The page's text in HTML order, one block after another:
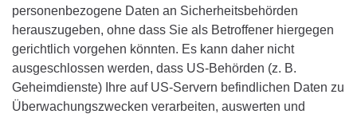
personenbezogene Daten an Sicherheitsbehörden
herauszugeben, ohne dass Sie als Betroffener hiergegen
gerichtlich vorgehen könnten. Es kann daher nicht
ausgeschlossen werden, dass US-Behörden (z. B.
Geheimdienste) Ihre auf US-Servern befindlichen Daten zu
Überwachungszwecken verarbeiten, auswerten und